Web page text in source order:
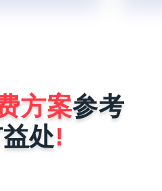
是按照企业小程序需
价影响因素有以下这
功能确定不同行
方案参考
处!